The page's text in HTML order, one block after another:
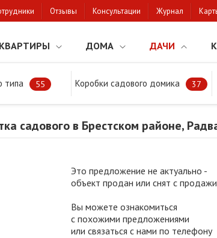
Отзывы Консультации Журнал
КВАРТИРЫ ДОМА ДАЧИ
типа 55 Коробки садового домика 37
Продажа участка садового в Брестском районе,
садового в Брестском районе,
Это предложение не актуально -
объект продан или снят с продажи
Вы можете ознакомиться
с похожими предложениями
или связаться с нами по телефону